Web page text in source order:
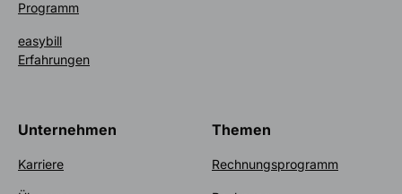
Programm
easybill
Erfahrungen
Unternehmen
Karriere
Themen
Rechnungsprogramm